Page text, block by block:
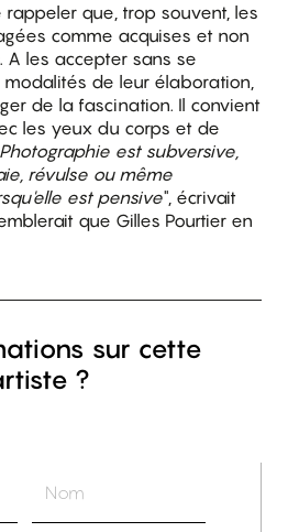
rappeler que, trop souvent, les
comme acquises et non
A les accepter sans se
modalités de leur élaboration,
de la fascination. Il convient
les yeux du corps et de
est subversive,
révulse ou même
est pensive", écrivait
que Gilles Pourtier en
sur cette
?